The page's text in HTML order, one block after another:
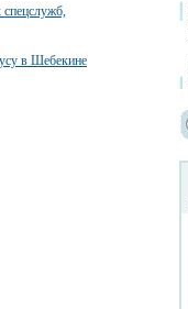
спецслужб,
в Шебекине